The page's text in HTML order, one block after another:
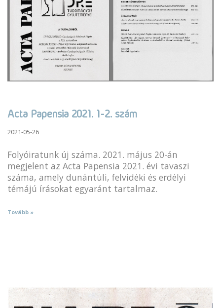
Acta Papensia 2021. 1-2. szám
2021-05-26
Folyóiratunk új száma. 2021. május 20-án
megjelent az Acta Papensia 2021. évi tavaszi
száma, amely dunántúli, felvidéki és erdélyi
témájú írásokat egyaránt tartalmaz.
Tovább »